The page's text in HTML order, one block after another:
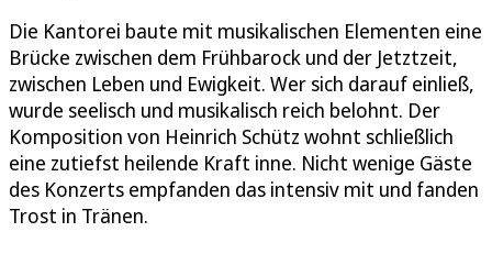
Die Kantorei baute mit musikalischen Elementen eine
Brücke zwischen dem Frühbarock und der Jetztzeit,
zwischen Leben und Ewigkeit. Wer sich darauf einließ,
wurde seelisch und musikalisch reich belohnt. Der
Komposition von Heinrich Schütz wohnt schließlich
eine zutiefst heilende Kraft inne. Nicht wenige Gäste
des Konzerts empfanden das intensiv mit und fanden
Trost in Tränen.